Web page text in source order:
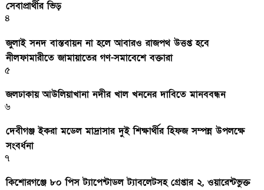
সেবাপ্রার্থীর ভিড়
৪
জুলাই সনদ বাস্তবায়ন না হলে আবারও রাজপথ উত্তপ্ত হবে
নীলফামারীতে জামায়াতের গণ-সমাবেশে বক্তারা
৫
জলঢাকায় আউলিয়াখানা নদীর খাল খননের দাবিতে মানববন্ধন
৬
দেবীগঞ্জ ইকরা মডেল মাদ্রাসার দুই শিক্ষার্থীর হিফজ সম্পন্ন উপলক্ষে
সংবর্ধনা
৭
কিশোরগঞ্জে ৮০ পিস ট্যাপেন্টাডল ট্যাবলেটসহ গ্রেপ্তার ২, ওয়ারেন্টভুক্ত